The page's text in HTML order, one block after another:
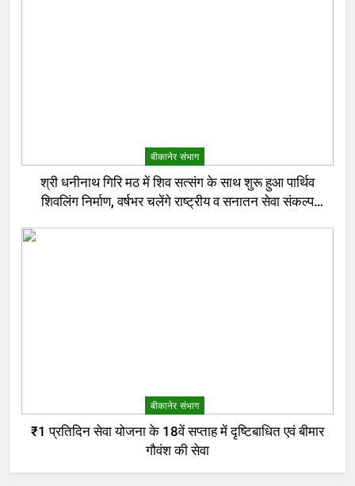
बीकानेर संभाग
श्री धनीनाथ गिरि मठ में शिव सत्संग के साथ शुरू हुआ पार्थिव
शिवलिंग निर्माण, वर्षभर चलेंगे राष्ट्रीय व सनातन सेवा संकल्प
बीकानेर संभाग
₹1 प्रतिदिन सेवा योजना के 18वें सप्ताह में दृष्टिबाधित एवं बीमार
गौवंश की सेवा